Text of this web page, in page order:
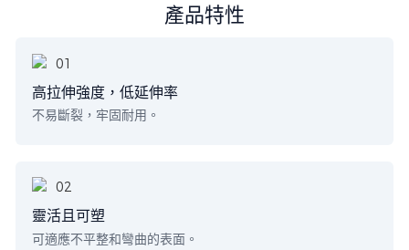
產品特性
高拉伸強度，低延伸率
不易斷裂，牢固耐用。
靈活且可塑
可適應不平整和彎曲的表面。